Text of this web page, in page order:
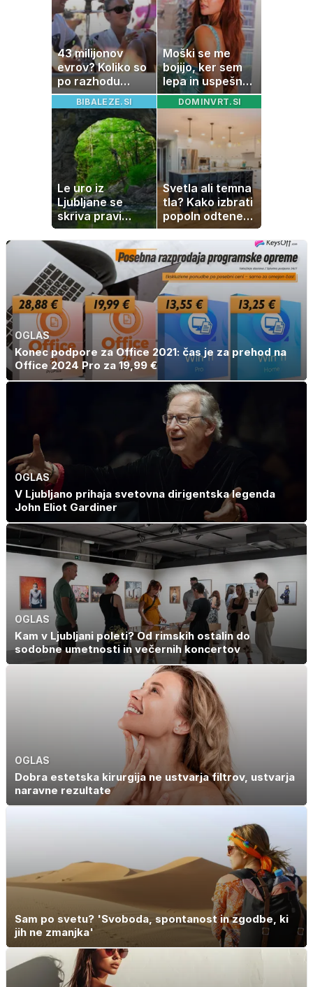
popoldanskega
spanca
43 milijonov
evrov? Koliko so
po razhodu
zahtevale ali
prejele
partnerice
športnih
zvezdnikov
Moški se me
bojijo, ker sem
lepa in uspešna:
Misica razkrila,
zakaj je še
vedno samska
BIBALEZE.SI
Le uro iz
Ljubljane se
skriva pravi
naravni čudež:
izlet, ki bo
navdušil otroke
DOMINVRT.SI
Svetla ali temna
tla? Kako izbrati
popoln odtenek
za vaš dom
OGLAS
Konec podpore za Office 2021: čas je za prehod na
Office 2024 Pro za 19,99 €
OGLAS
V Ljubljano prihaja svetovna dirigentska legenda
John Eliot Gardiner
OGLAS
Kam v Ljubljani poleti? Od rimskih ostalin do
sodobne umetnosti in večernih koncertov
OGLAS
Dobra estetska kirurgija ne ustvarja filtrov, ustvarja
naravne rezultate
Sam po svetu? 'Svoboda, spontanost in zgodbe, ki
jih ne zmanjka'